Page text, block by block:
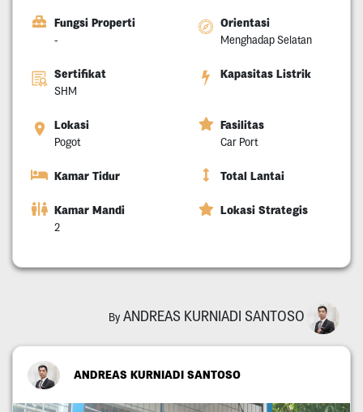
Fungsi Properti
-
Orientasi
Menghadap Selatan
Sertifikat
SHM
Kapasitas Listrik
Lokasi
Pogot
Fasilitas
Car Port
Kamar Tidur Total Lantai
Kamar Mandi
2
Lokasi Strategis
By ANDREAS KURNIADI SANTOSO
ANDREAS KURNIADI SANTOSO